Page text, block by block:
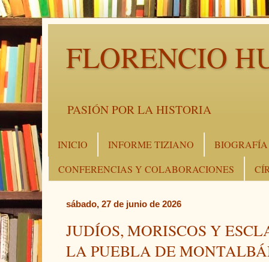
FLORENCIO
PASIÓN POR LA HISTORIA
INICIO INFORME TIZIANO
BIOGRAFÍA
CONFERENCIAS Y COLABORACIONES
sábado, 27 de junio de 2026
JUDÍOS, MORISCOS Y
LA PUEBLA DE